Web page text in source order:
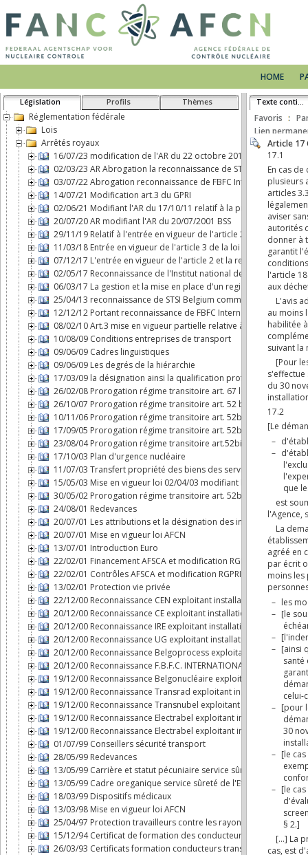
HOME
Législation Profils Thèmes
Réglementation fédérale
Lois
Arrêtés royaux
16/07/23 modification de l'AR du 22 octobre 2017 concernant
02/03/23 AR Abrogation la reconnaissance de STSI Belgium
03/07/22 Abrogation reconnaissance de FBFC International
14/07/21 Modification art.3 du GPRI
02/06/21 Modifiant l'AR du 17/10/11 relatif à la protection
20/07/20 AR modifiant l'AR du 20/07/2001 BSS
29/11/19 Relatif à l'entrée en vigueur de l'article 2, b), de la loi
11/03/18 Entrée en vigueur de l'article 3 de la loi du 7 mai
07/12/17 L'entrée en vigueur de l'article 2 et la responsabilité
02/05/17 Reconnaissance de l'Institut national des
06/03/17 La gestion et la mise en place d'un registre
25/04/13 reconnaissance de STSI Belgium comme transporteur
12/12/12 Portant reconnaissance de FBFC International comme
08/02/10 Art.3 mise en vigueur partielle relative à l'AFCN
10/08/09 Conditions entreprises de transport
09/06/09 Cadres linguistiques
09/06/09 Les degrés de la hiérarchie
17/03/09 la désignation ainsi la qualification professionnelle de
26/02/08 Prorogation régime transitoire art. 67 loi AFCN
26/10/07 Prorogation régime transitoire art. 52 bis loi AFCN
10/11/06 Prorogation régime transitoire art. 52bis loi AFCN
17/09/05 Prorogation régime transitoire art. 52bis loi AFCN
23/08/04 Prorogation régime transitoire art.52bis loi AFCN
17/10/03 Plan d'urgence nucléaire
11/07/03 Transfert propriété des biens des services nucléaires à
15/05/03 Mise en vigueur loi 02/04/03 modifiant loi AFCN
30/05/02 Prorogation régime transitoire art. 52bis loi AFCN
24/08/01 Redevances
20/07/01 Les attributions et la désignation des inspecteurs
20/07/01 Mise en vigueur loi AFCN
13/07/01 Introduction Euro
22/02/01 Financement AFSCA et modification RGPRI
22/02/01 Contrôles AFSCA et modification RGPRI
13/02/01 Protection vie privée
22/12/00 Reconnaissance CEN exploitant installation nucléaire
20/12/00 Reconnaissance CE exploitant installation nucléaire
20/12/00 Reconnaissance IRE exploitant installation nucléaire
20/12/00 Reconnaissance UG exploitant installation nucléaire
20/12/00 Reconnaissance Belgoprocess exploitant installation
20/12/00 Reconnaissance F.B.F.C. INTERNATIONAL exploitant
19/12/00 Reconnaissance Belgonucléaire exploitant installation
19/12/00 Reconnaissance Transrad exploitant installation
19/12/00 Reconnaissance Transnubel exploitant installation
19/12/00 Reconnaissance Electrabel exploitant installation
19/12/00 Reconnaissance Electrabel exploitant installation
01/07/99 Conseillers sécurité transport
28/05/99 Redevances
13/05/99 Carrière et statut pécuniaire service sûreté de l'Etat
13/05/99 Cadre oreganique service sûreté de l'Etat dans le
18/03/99 Dispositifs médicaux
13/03/98 Mise en vigueur loi AFCN
25/04/97 Protection travailleurs contre les rayonnements
15/12/94 Certificat de formation des conducteurs transport
26/03/93 Certificats formation conducteurs transport par route
Texte continu
Favoris
Lien